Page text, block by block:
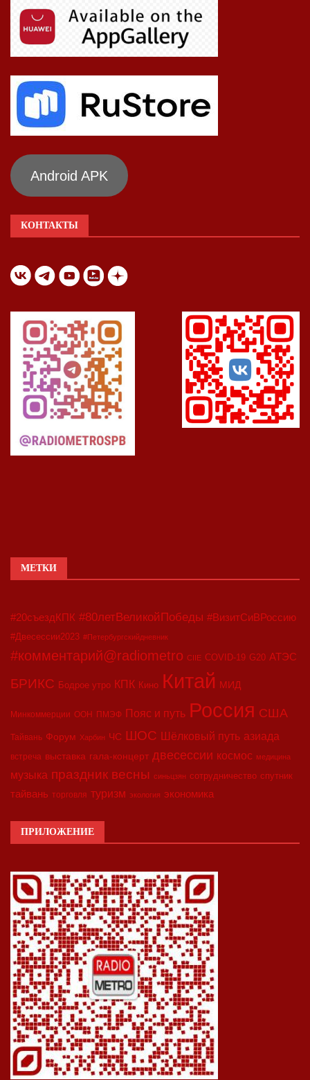
Android APK
КОНТАКТЫ
МЕТКИ
#20съездКПК #80летВеликойПобеды #ВизитСиВРоссию
#Двесессии2023 #Петербургскийдневник
#комментарий@radiometro CIIE COVID-19 G20 АТЭС
БРИКС Бодрое утро КПК Кино Китай МИД
Минкоммерции ООН ПМЭФ Пояс и путь Россия США
Тайвань Форум Харбин ЧС ШОС Шёлковый путь азиада
встреча выставка гала-концерт двесессии космос медицина
музыка праздник весны синьцзян сотрудничество спутник
тайвань торговля туризм экология экономика
ПРИЛОЖЕНИЕ